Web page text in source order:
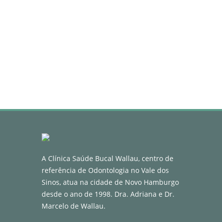
A Clínica Saúde Bucal Wallau, centro de
referência de Odontologia no Vale dos
Sinos, atua na cidade de Novo Hamburgo
desde o ano de 1998. Dra. Adriana e Dr.
Marcelo de Wallau.